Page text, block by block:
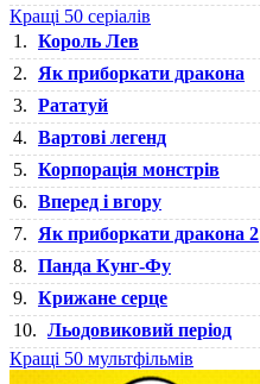
Кращі 50 серіалів
1. Король Лев
2.
Як приборкати дракона
3. Рататуй
4. Вартові легенд
5. Корпорація монстрів
6. Вперед і вгору
7.
Як приборкати дракона 2
8. Панда Кунг-Фу
9. Крижане серце
10. Льодовиковий період
Кращі 50 мультфільмів